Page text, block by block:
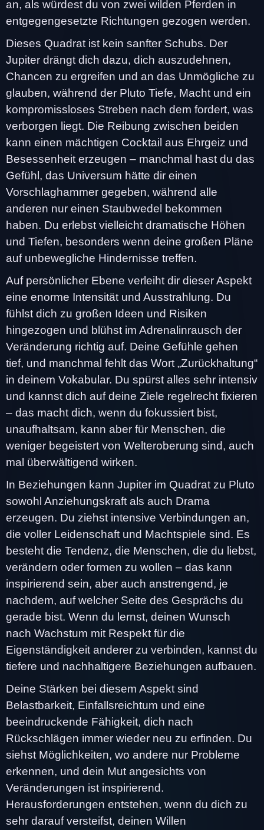
an, als würdest du von zwei wilden Pferden in
entgegengesetzte Richtungen gezogen werden.
Dieses Quadrat ist kein sanfter Schubs. Der
Jupiter drängt dich dazu, dich auszudehnen,
Chancen zu ergreifen und an das Unmögliche zu
glauben, während der Pluto Tiefe, Macht und ein
kompromissloses Streben nach dem fordert, was
verborgen liegt. Die Reibung zwischen beiden
kann einen mächtigen Cocktail aus Ehrgeiz und
Besessenheit erzeugen – manchmal hast du das
Gefühl, das Universum hätte dir einen
Vorschlaghammer gegeben, während alle
anderen nur einen Staubwedel bekommen
haben. Du erlebst vielleicht dramatische Höhen
und Tiefen, besonders wenn deine großen Pläne
auf unbewegliche Hindernisse treffen.
Auf persönlicher Ebene verleiht dir dieser Aspekt
eine enorme Intensität und Ausstrahlung. Du
fühlst dich zu großen Ideen und Risiken
hingezogen und blühst im Adrenalinrausch der
Veränderung richtig auf. Deine Gefühle gehen
tief, und manchmal fehlt das Wort „Zurückhaltung“
in deinem Vokabular. Du spürst alles sehr intensiv
und kannst dich auf deine Ziele regelrecht fixieren
– das macht dich, wenn du fokussiert bist,
unaufhaltsam, kann aber für Menschen, die
weniger begeistert von Welteroberung sind, auch
mal überwältigend wirken.
In Beziehungen kann Jupiter im Quadrat zu Pluto
sowohl Anziehungskraft als auch Drama
erzeugen. Du ziehst intensive Verbindungen an,
die voller Leidenschaft und Machtspiele sind. Es
besteht die Tendenz, die Menschen, die du liebst,
verändern oder formen zu wollen – das kann
inspirierend sein, aber auch anstrengend, je
nachdem, auf welcher Seite des Gesprächs du
gerade bist. Wenn du lernst, deinen Wunsch
nach Wachstum mit Respekt für die
Eigenständigkeit anderer zu verbinden, kannst du
tiefere und nachhaltigere Beziehungen aufbauen.
Deine Stärken bei diesem Aspekt sind
Belastbarkeit, Einfallsreichtum und eine
beeindruckende Fähigkeit, dich nach
Rückschlägen immer wieder neu zu erfinden. Du
siehst Möglichkeiten, wo andere nur Probleme
erkennen, und dein Mut angesichts von
Veränderungen ist inspirierend.
Herausforderungen entstehen, wenn du dich zu
sehr darauf versteifst, deinen Willen